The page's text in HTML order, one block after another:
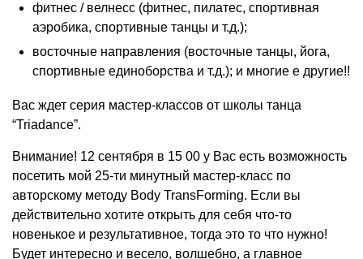
фитнес / велнесс (фитнес, пилатес, спортивная
аэробика, спортивные танцы и т.д.);
восточные направления (восточные танцы, йога,
спортивные единоборства и т.д.); и многие е другие!!
Вас ждет серия мастер-классов от школы танца
“Triadance”.
Внимание! 12 сентября в 15 00 у Вас есть возможность
посетить мой 25-ти минутный мастер-класс по
авторскому методу Body TransForming. Если вы
действительно хотите открыть для себя что-то
новенькое и результативное, тогда это то что нужно!
Будет интересно и весело, волшебно, а главное